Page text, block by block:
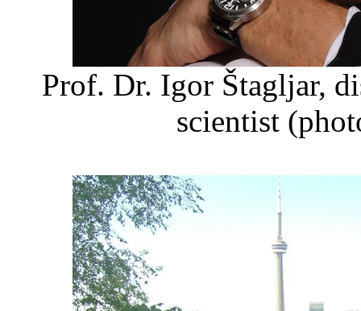
Prof. Dr. Igor Štagljar,
scientist